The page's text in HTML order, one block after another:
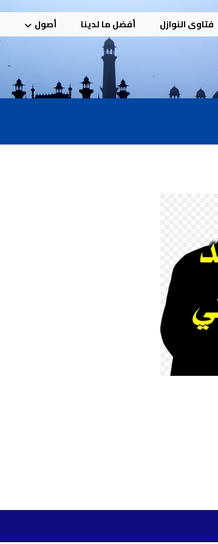
فتاوى النوازل أفضل ما لدينا أصول